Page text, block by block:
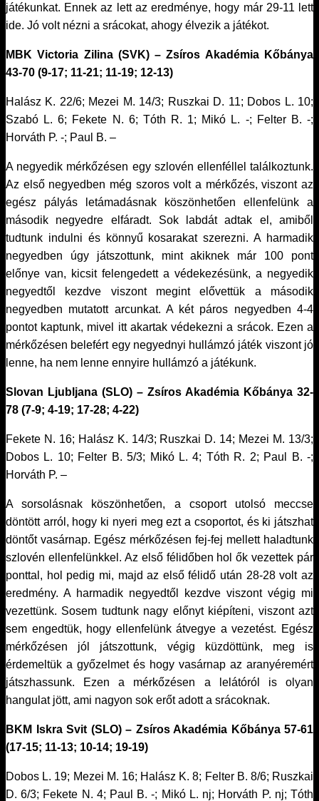
játékunkat. Ennek az lett az eredménye, hogy már 29-11 lett
ide. Jó volt nézni a srácokat, ahogy élvezik a játékot.
MBK Victoria Zilina (SVK) – Zsíros Akadémia Kőbánya
43-70 (9-17; 11-21; 11-19; 12-13)
Halász K. 22/6; Mezei M. 14/3; Ruszkai D. 11; Dobos L. 10;
Szabó L. 6; Fekete N. 6; Tóth R. 1; Mikó L. -; Felter B. -;
Horváth P. -; Paul B. –
A negyedik mérkőzésen egy szlovén ellenféllel találkoztunk.
Az első negyedben még szoros volt a mérkőzés, viszont az
egész pályás letámadásnak köszönhetően ellenfelünk a
második negyedre elfáradt. Sok labdát adtak el, amiből
tudtunk indulni és könnyű kosarakat szerezni. A harmadik
negyedben úgy játszottunk, mint akiknek már 100 pont
előnye van, kicsit felengedett a védekezésünk, a negyedik
negyedtől kezdve viszont megint elővettük a második
negyedben mutatott arcunkat. A két páros negyedben 4-4
pontot kaptunk, mivel itt akartak védekezni a srácok. Ezen a
mérkőzésen belefért egy negyednyi hullámzó játék viszont jó
lenne, ha nem lenne ennyire hullámzó a játékunk.
Slovan Ljubljana (SLO) – Zsíros Akadémia Kőbánya 32-
78 (7-9; 4-19; 17-28; 4-22)
Fekete N. 16; Halász K. 14/3; Ruszkai D. 14; Mezei M. 13/3;
Dobos L. 10; Felter B. 5/3; Mikó L. 4; Tóth R. 2; Paul B. -;
Horváth P. –
A sorsolásnak köszönhetően, a csoport utolsó meccse
döntött arról, hogy ki nyeri meg ezt a csoportot, és ki játszhat
döntőt vasárnap. Egész mérkőzésen fej-fej mellett haladtunk
szlovén ellenfelünkkel. Az első félidőben hol ők vezettek pár
ponttal, hol pedig mi, majd az első félidő után 28-28 volt az
eredmény. A harmadik negyedtől kezdve viszont végig mi
vezettünk. Sosem tudtunk nagy előnyt kiépíteni, viszont azt
sem engedtük, hogy ellenfelünk átvegye a vezetést. Egész
mérkőzésen jól játszottunk, végig küzdöttünk, meg is
érdemeltük a győzelmet és hogy vasárnap az aranyéremért
játszhassunk. Ezen a mérkőzésen a lelátóról is olyan
hangulat jött, ami nagyon sok erőt adott a srácoknak.
BKM Iskra Svit (SLO) – Zsíros Akadémia Kőbánya 57-61
(17-15; 11-13; 10-14; 19-19)
Dobos L. 19; Mezei M. 16; Halász K. 8; Felter B. 8/6; Ruszkai
D. 6/3; Fekete N. 4; Paul B. -; Mikó L. nj; Horváth P. nj; Tóth